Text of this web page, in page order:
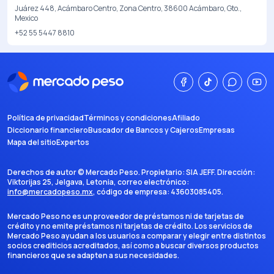
Juárez 448, Acámbaro Centro, Zona Centro, 38600 Acámbaro, Gto.,
Mexico
+52 55 5447 8810
Política de privacidadTérminos y condicionesAfiliado
Diccionario financieroBuscador de Bancos y CajerosEmpresas
Mapa del sitioExpertos
Derechos de autor ©Mercado Peso. Propietario:SIA JEFF. Dirección:
Viktorijas 25, Jelgava, Letonia, correo electrónico:
info@mercadopeso.mx, código de empresa: 43603085405.
Mercado Peso no es un proveedor de préstamos ni de tarjetas de
crédito y no emite préstamos ni tarjetas de crédito. Los servicios de
Mercado Peso ayudan a los usuarios a comparar y elegir entre distintos
socios crediticios acreditados, así como a buscar diversos productos
financieros que se adapten a sus necesidades.